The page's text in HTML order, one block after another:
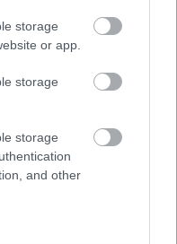
storage
or app.
storage
storage
and other